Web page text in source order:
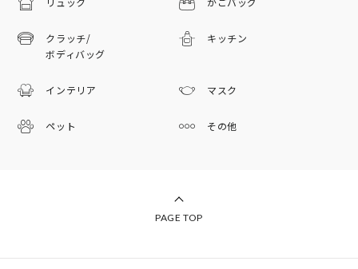
クラッチ/
ボディバッグ
キッチン
インテリア マスク
ペット その他
PAGE TOP